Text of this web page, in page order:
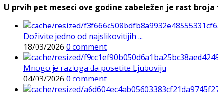
U prvih pet meseci ove godine zabeležen je rast
Doživite jedno od najslikovitijih ...
18/03/2026 0 comment
Mnogo je razloga da posetite Ljuboviju
04/03/2026 0 comment